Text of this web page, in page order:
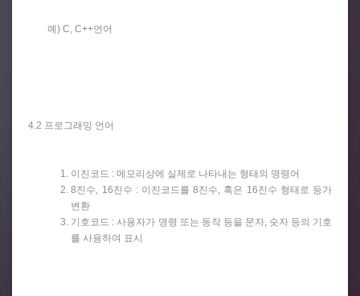
예) C, C++언어
4.2 프로그래밍 언어
이진코드 : 메모리상에 실제로 나타내는 형태의 명령어
8진수, 16진수 : 이진코드를 8진수, 혹은 16진수 형태로 등가
변환
기호코드 : 사용자가 명령 또는 동작 등을 문자, 숫자 등의 기호
를 사용하여 표시